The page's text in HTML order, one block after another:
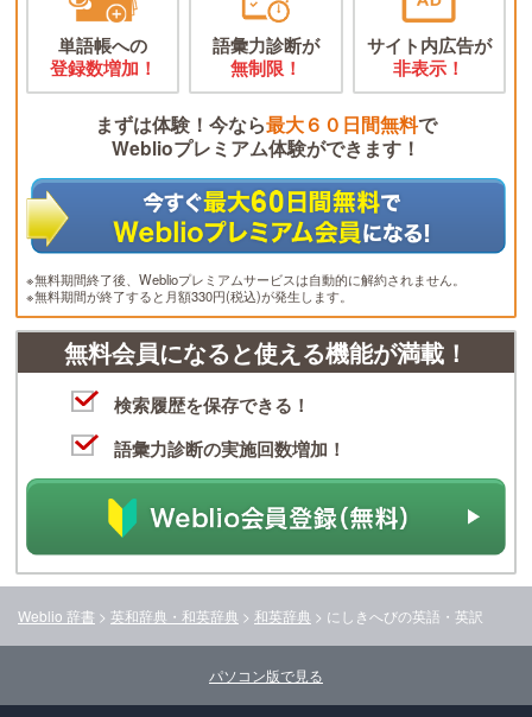
単語帳への
登録数増加！
語彙力診断が
無制限！
サイト内広告が
非表示！
まずは体験！今なら最大６０日間無料で
Weblioプレミアム体験ができます！
※無料期間終了後、Weblioプレミアムサービスは自動的に解約されません。
※無料期間が終了すると月額330円(税込)が発生します。
無料会員になると使える機能が満載！
検索履歴を保存できる！
語彙力診断の実施回数増加！
Weblio 辞書 > 英和辞典・和英辞典 > 和英辞典 > にしきへびの英語・英訳
パソコン版で見る